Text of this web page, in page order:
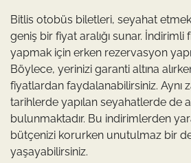
Bitlis otobüs biletleri, seyahat
geniş bir fiyat aralığı sunar.
yapmak için erken rezervasyon
Böylece, yerinizi garanti altına
fiyatlardan faydalanabilirsiniz. Aynı
tarihlerde yapılan seyahatlerde de
bulunmaktadır. Bu indirimlerden
bütçenizi korurken unutulmaz bir
yaşayabilirsiniz.